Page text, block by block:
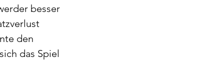
besser
den
das Spiel